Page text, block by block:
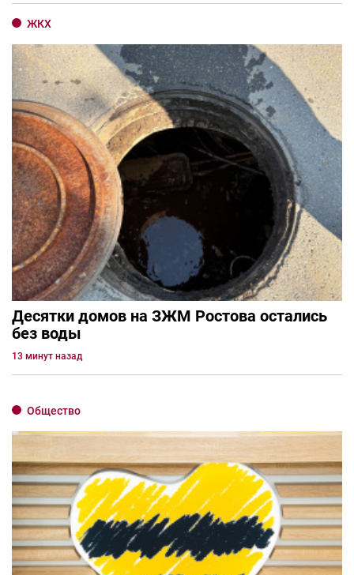
ЖКХ
Десятки домов на ЗЖМ Ростова остались
без воды
13 минут назад
Общество